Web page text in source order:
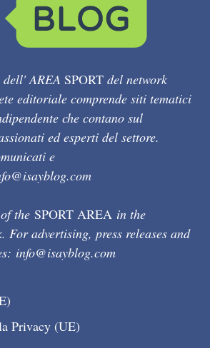
AREA SPORT del network
editoriale comprende siti tematici
che contano sul
ed esperti del settore.
e
the SPORT AREA in the
For advertising, press releases and
info@isayblog.com
Privacy (UE)